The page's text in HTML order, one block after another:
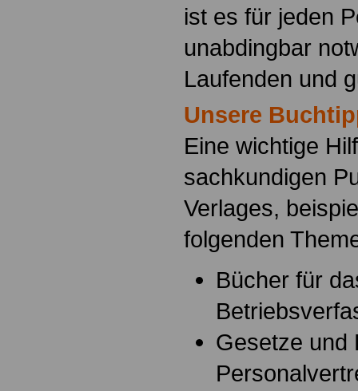
ist es für jeden
unabdingbar
Laufenden und
Unsere
Eine wichtige
sachkundigen
Verlages,
folgenden
Bücher für
Gesetze und